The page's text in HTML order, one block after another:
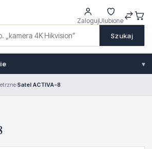
Szukaj
ZalogujUlubione
▾
›Satel ACTIVA-8